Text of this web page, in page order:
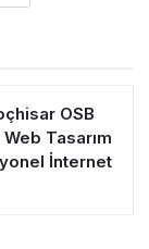
OSB
Tasarım
İnternet